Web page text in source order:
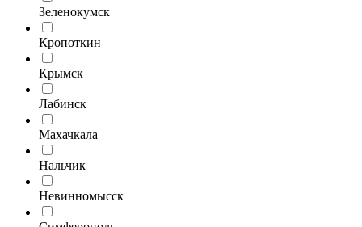
Зеленокумск
Кропоткин
Крымск
Лабинск
Махачкала
Нальчик
Невинномысск